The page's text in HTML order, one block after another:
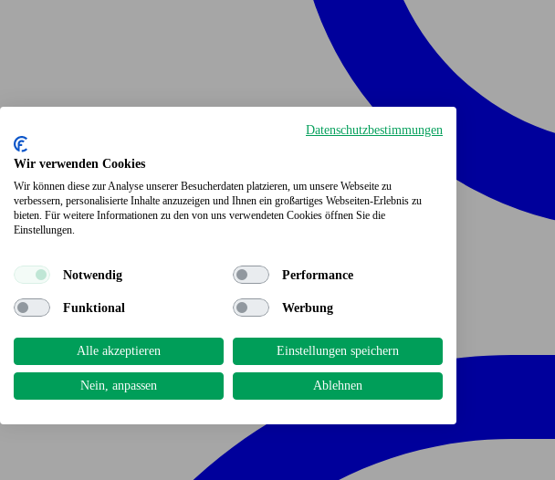
Datenschutzbestimmungen
Wir verwenden Cookies
Wir können diese zur Analyse unserer Besucherdaten platzieren, um unsere Webseite zu
verbessern, personalisierte Inhalte anzuzeigen und Ihnen ein großartiges Webseiten-Erlebnis zu
bieten. Für weitere Informationen zu den von uns verwendeten Cookies öffnen Sie die
Einstellungen.
Notwendig Performance
Funktional Werbung
Alle akzeptieren Einstellungen speichern
Nein, anpassen Ablehnen